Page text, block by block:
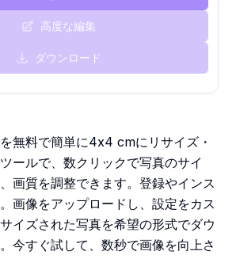
高度な編集
ダウンロード
無料で簡単に4x4 cmにリサイズ・
ールで、数クリックで写真のサイ
画質を調整できます。登録やインス
画像をアップロードし、設定をカス
イズされた写真を希望の形式でダウ
今すぐ試して、数秒で画像を向上さ